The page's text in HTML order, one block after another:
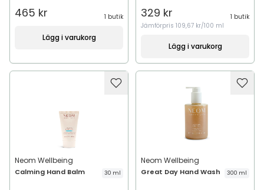
465 kr 1 butik
Lägg i varukorg
329 kr
1 butik
Jämförpris 109,67 kr/100 ml
Lägg i varukorg
Neom Wellbeing
Calming Hand Balm 30 ml
Neom Wellbeing
Great Day Hand Wash 300 ml